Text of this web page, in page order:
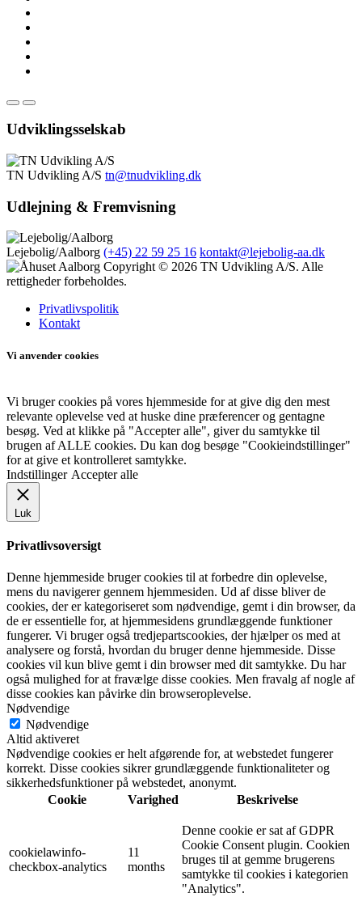
Udviklingsselskab
TN Udvikling A/S tn@tnudvikling.dk
Udlejning & Fremvisning
Lejebolig/Aalborg (+45) 22 59 25 16 kontakt@lejebolig-aa.dk
Copyright © 2026 TN Udvikling A/S. Alle
rettigheder forbeholdes.
Privatlivspolitik
Kontakt
Vi anvender cookies
Vi bruger cookies på vores hjemmeside for at give dig den mest
relevante oplevelse ved at huske dine præferencer og gentagne
besøg. Ved at klikke på "Accepter alle", giver du samtykke til
brugen af ​​ALLE cookies. Du kan dog besøge "Cookieindstillinger"
for at give et kontrolleret samtykke.
Indstillinger Accepter alle
Luk
Privatlivsoversigt
Denne hjemmeside bruger cookies til at forbedre din oplevelse,
mens du navigerer gennem hjemmesiden. Ud af disse bliver de
cookies, der er kategoriseret som nødvendige, gemt i din browser, da
de er essentielle for, at hjemmesidens grundlæggende funktioner
fungerer. Vi bruger også tredjepartscookies, der hjælper os med at
analysere og forstå, hvordan du bruger denne hjemmeside. Disse
cookies vil kun blive gemt i din browser med dit samtykke. Du har
også mulighed for at fravælge disse cookies. Men fravalg af nogle af
disse cookies kan påvirke din browseroplevelse.
Nødvendige
Nødvendige
Altid aktiveret
Nødvendige cookies er helt afgørende for, at webstedet fungerer
korrekt. Disse cookies sikrer grundlæggende funktionaliteter og
sikkerhedsfunktioner på webstedet, anonymt.
Cookie
Varighed Beskrivelse
cookielawinfo-
checkbox-analytics
11
months
Denne cookie er sat af GDPR
Cookie Consent plugin. Cookien
bruges til at gemme brugerens
samtykke til cookies i kategorien
"Analytics".